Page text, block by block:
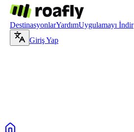
DestinasyonlarYardımUygulamayı İndir
Giriş Yap